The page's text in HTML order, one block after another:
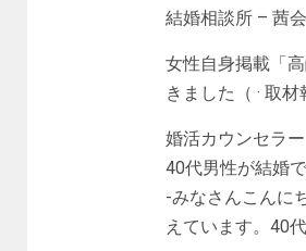
結婚相談所 – 茜会
女性自身掲載「
きました（ · 取
婚活カウンセラー
40代男性が結婚
-みなさんこんに
えています。40